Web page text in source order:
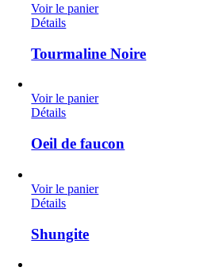
Voir le panier
Détails
Tourmaline Noire
Voir le panier
Détails
Oeil de faucon
Voir le panier
Détails
Shungite